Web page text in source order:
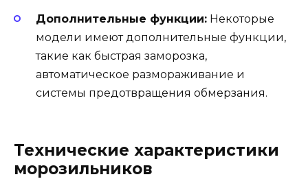
Дополнительные функции: Некоторые
модели имеют дополнительные функции,
такие как быстрая заморозка,
автоматическое размораживание и
системы предотвращения обмерзания.
Технические характеристики
морозильников